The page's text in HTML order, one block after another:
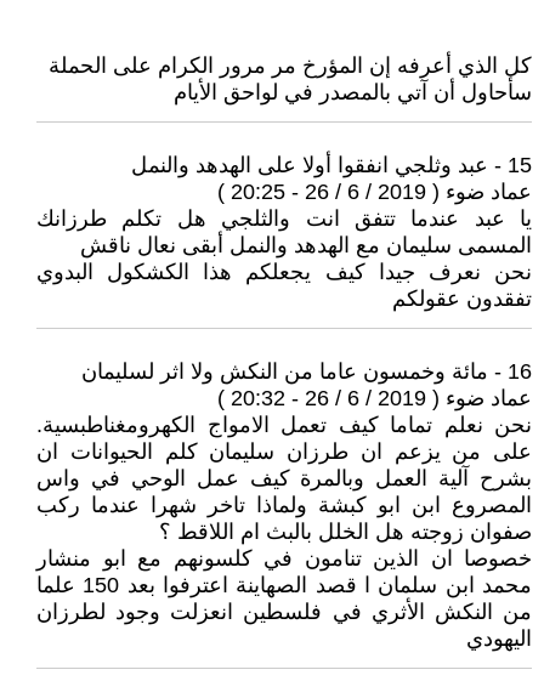
كل الذي أعرفه إن المؤرخ مر مرور الكرام على الحملة
سأحاول أن آتي بالمصدر في لواحق الأيام
15 - عبد وثلجي انفقوا أولا على الهدهد والنمل
عماد ضوء ( 2019 / 6 / 26 - 20:25 )
يا عبد عندما تتفق انت والثلجي هل تكلم طرزانك
المسمى سليمان مع الهدهد والنمل أبقى نعال ناقش
نحن نعرف جيدا كيف يجعلكم هذا الكشكول البدوي
تفقدون عقولكم
16 - مائة وخمسون عاما من النكش ولا اثر لسليمان
عماد ضوء ( 2019 / 6 / 26 - 20:32 )
نحن نعلم تماما كيف تعمل الامواج الكهرومغناطبسية.
على من يزعم ان طرزان سليمان كلم الحيوانات ان
بشرح آلية العمل وبالمرة كيف عمل الوحي في واس
المصروع ابن ابو كبشة ولماذا تاخر شهرا عندما ركب
صفوان زوجته هل الخلل بالبث ام اللاقط ؟
خصوصا ان الذين تنامون في كلسونهم مع ابو منشار
محمد ابن سلمان ا قصد الصهاينة اعترفوا بعد 150 علما
من النكش الأثري في فلسطين انعزلت وجود لطرزان
اليهودي